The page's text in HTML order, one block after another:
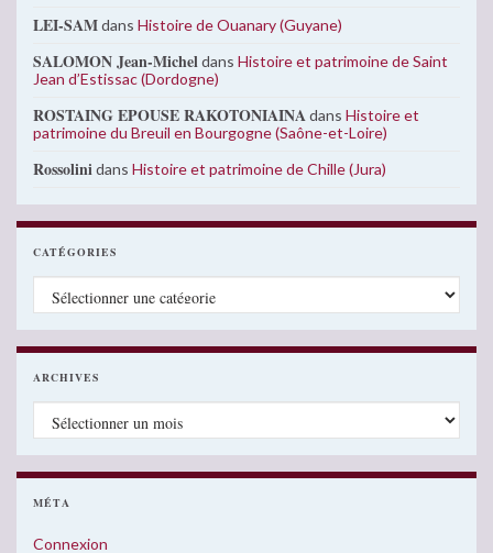
LEI-SAMdans Histoire de Ouanary (Guyane)
SALOMON Jean-Micheldans Histoire et patrimoine de Saint
Jean d’Estissac (Dordogne)
ROSTAING EPOUSE RAKOTONIAINAdans Histoire et
patrimoine du Breuil en Bourgogne (Saône-et-Loire)
Rossolinidans Histoire et patrimoine de Chille (Jura)
CATÉGORIES
Catégories
ARCHIVES
Archives
MÉTA
Connexion